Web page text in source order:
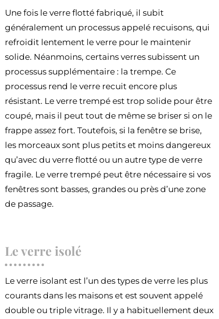
Une fois le verre flotté fabriqué, il subit
généralement un processus appelé recuisons, qui
refroidit lentement le verre pour le maintenir
solide. Néanmoins, certains verres subissent un
processus supplémentaire : la trempe. Ce
processus rend le verre recuit encore plus
résistant. Le verre trempé est trop solide pour être
coupé, mais il peut tout de même se briser si on le
frappe assez fort. Toutefois, si la fenêtre se brise,
les morceaux sont plus petits et moins dangereux
qu’avec du verre flotté ou un autre type de verre
fragile. Le verre trempé peut être nécessaire si vos
fenêtres sont basses, grandes ou près d’une zone
de passage.
Le verre isolé
Le verre isolant est l’un des types de verre les plus
courants dans les maisons et est souvent appelé
double ou triple vitrage. Il y a habituellement deux